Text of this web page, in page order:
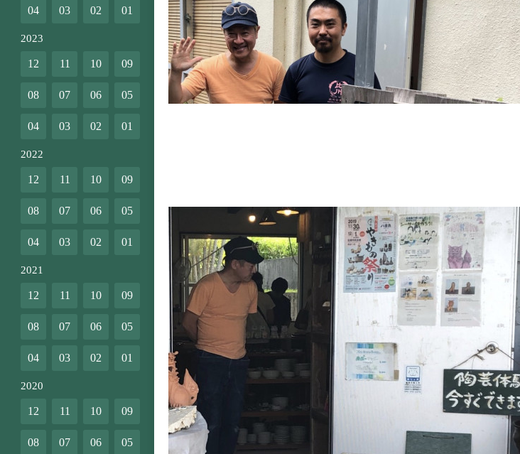
04 03 02 01
2023
12 11 10 09
08 07 06 05
04 03 02 01
2022
12 11 10 09
08 07 06 05
04 03 02 01
2021
12 11 10 09
08 07 06 05
04 03 02 01
2020
12 11 10 09
08 07 06 05